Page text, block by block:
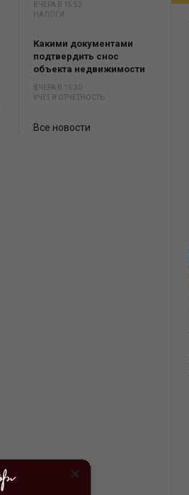
ВЧЕРА В 15:52
НАЛОГИ
Какими документами
подтвердить снос
объекта недвижимости
ВЧЕРА В 15:30
УЧЕТ И ОТЧЕТНОСТЬ
Все новости
×